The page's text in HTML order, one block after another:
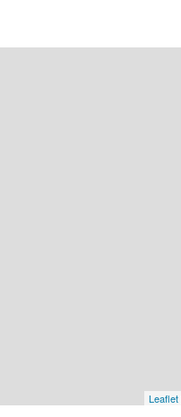
Leaflet